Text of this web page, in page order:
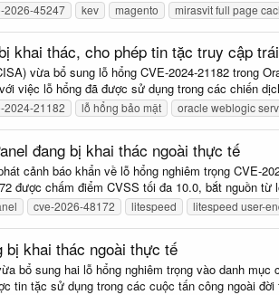
2026-45247 kev magento mirasvit full page
khai thác, cho phép tin tặc truy cập
vừa bổ sung lỗ hổng CVE-2024-21182 trong
việc lỗ hổng đã được sử dụng trong các chiến
2024-21182 lỗ hổng bảo mật oracle weblogic
đang bị khai thác ngoài thực tế
cảnh báo khẩn về lỗ hổng nghiêm trọng CVE-
được chấm điểm CVSS tối đa 10.0, bắt nguồn từ
cve-2026-48172 litespeed litespeed user-
bị khai thác ngoài thực tế
bổ sung hai lỗ hổng nghiêm trọng vào danh
tin tặc sử dụng trong các cuộc tấn công ngoài